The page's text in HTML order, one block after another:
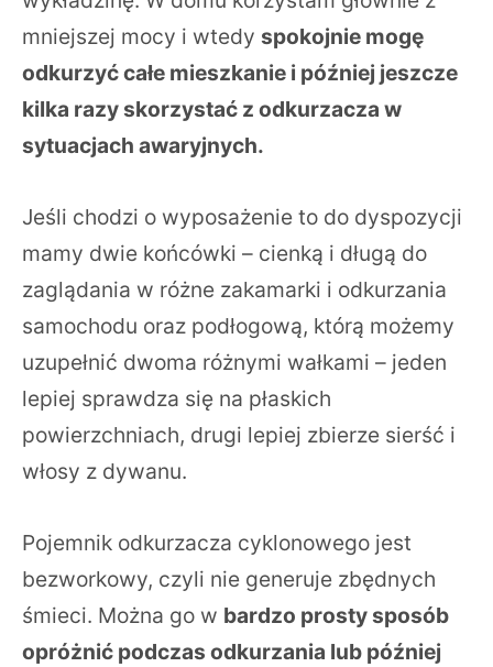
mniejszej mocy i wtedy spokojnie mogę
odkurzyć całe mieszkanie i później jeszcze
kilka razy skorzystać z odkurzacza w
sytuacjach awaryjnych.
Jeśli chodzi o wyposażenie to do dyspozycji
mamy dwie końcówki – cienką i długą do
zaglądania w różne zakamarki i odkurzania
samochodu oraz podłogową, którą możemy
uzupełnić dwoma różnymi wałkami – jeden
lepiej sprawdza się na płaskich
powierzchniach, drugi lepiej zbierze sierść i
włosy z dywanu.
Pojemnik odkurzacza cyklonowego jest
bezworkowy, czyli nie generuje zbędnych
śmieci. Można go w bardzo prosty sposób
opróżnić podczas odkurzania lub później